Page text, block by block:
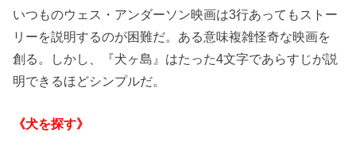
いつものウェス・アンダーソン映画は3行あってもストー
リーを説明するのが困難だ。ある意味複雑怪奇な映画を
創る。しかし、『犬ヶ島』はたった4文字であらすじが説
明できるほどシンプルだ。
《犬を探す》